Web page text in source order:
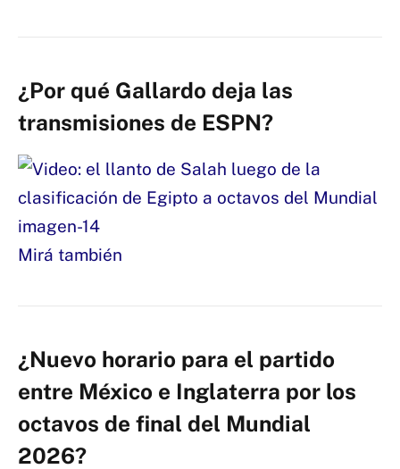
¿Por qué Gallardo deja las
transmisiones de ESPN?
Mirá también
¿Nuevo horario para el partido
entre México e Inglaterra por los
octavos de final del Mundial
2026?